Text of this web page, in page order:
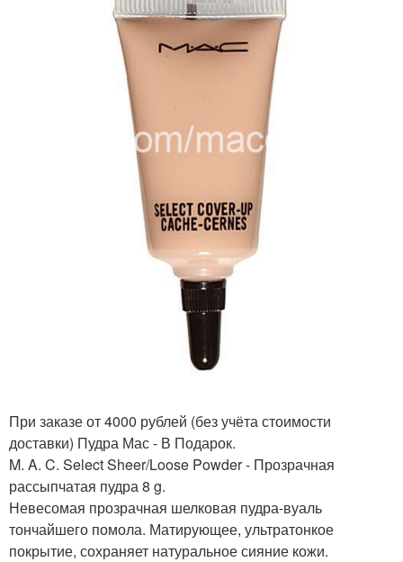
При заказе от 4000 рублей (без учёта стоимости
доставки) Пудра Мас - В Подарок.
M. A. C. Select Sheer/Loose Powder - Прозрачная
рассыпчатая пудра 8 g.
Невесомая прозрачная шелковая пудра-вуаль
тончайшего помола. Матирующее, ультратонкое
покрытие, сохраняет натуральное сияние кожи.